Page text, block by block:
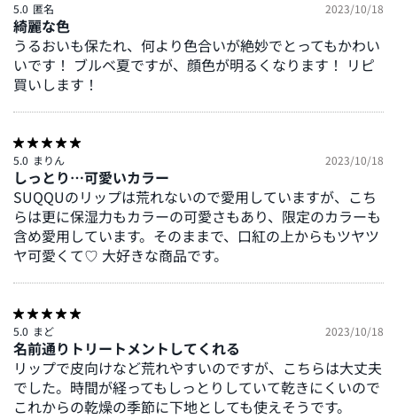
5.0 匿名 2023/10/18
綺麗な色
うるおいも保たれ、何より色合いが絶妙でとってもかわい
いです！ ブルベ夏ですが、顔色が明るくなります！ リピ
買いします！
5.0 まりん 2023/10/18
しっとり…可愛いカラー
SUQQUのリップは荒れないので愛用していますが、こち
らは更に保湿力もカラーの可愛さもあり、限定のカラーも
含め愛用しています。そのままで、口紅の上からもツヤツ
ヤ可愛くて♡ 大好きな商品です。
5.0 まど 2023/10/18
名前通りトリートメントしてくれる
リップで皮向けなど荒れやすいのですが、こちらは大丈夫
でした。時間が経ってもしっとりしていて乾きにくいので
これからの乾燥の季節に下地としても使えそうです。